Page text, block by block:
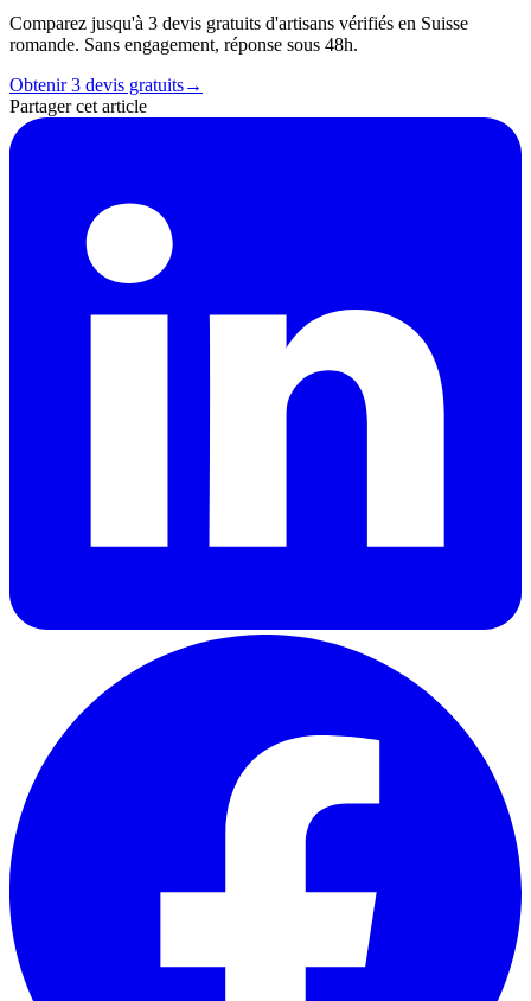
Comparez jusqu'à 3 devis gratuits d'artisans vérifiés en Suisse
romande. Sans engagement, réponse sous 48h.
Obtenir 3 devis gratuits→
Partager cet article